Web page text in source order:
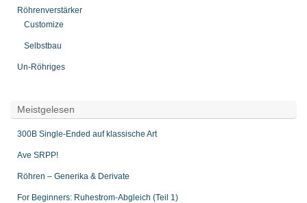
Röhrenverstärker
Customize
Selbstbau
Un-Röhriges
Meistgelesen
300B Single-Ended auf klassische Art
Ave SRPP!
Röhren – Generika & Derivate
For Beginners: Ruhestrom-Abgleich (Teil 1)